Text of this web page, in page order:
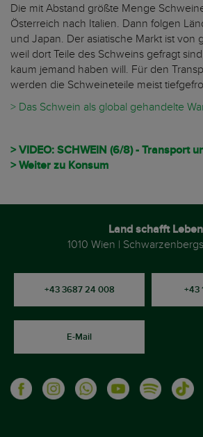
Die mit Abstand größte Menge
Österreich nach Italien. Dann folgen
und Japan. Der asiatische Markt ist von
weil dort Teile des Schweins gefragt
kaum jemand haben will. Für den
werden die Schweineteile meist
> Das Schwein als global gehandelte
> VIDEO: SCHWEIN (6/8) - Transport
> Weiter zu Konsum
Land schafft Leben
1010 Wien |
+43 3687 24 008 +43
E-Mail